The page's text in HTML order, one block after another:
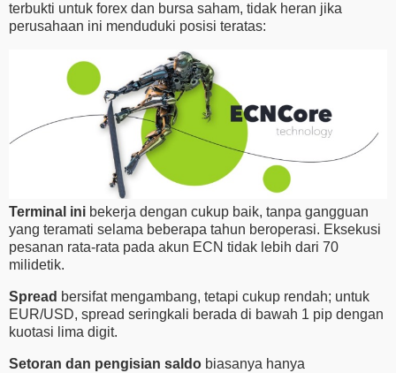
terbukti untuk forex dan bursa saham, tidak heran jika
perusahaan ini menduduki posisi teratas:
Terminal ini bekerja dengan cukup baik, tanpa gangguan
yang teramati selama beberapa tahun beroperasi. Eksekusi
pesanan rata-rata pada akun ECN tidak lebih dari 70
milidetik.
Spread bersifat mengambang, tetapi cukup rendah; untuk
EUR/USD, spread seringkali berada di bawah 1 pip dengan
kuotasi lima digit.
Setoran dan pengisian saldo biasanya hanya